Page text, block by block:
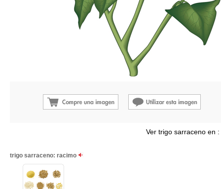
Ver trigo sarraceno en :
trigo sarraceno: racimo